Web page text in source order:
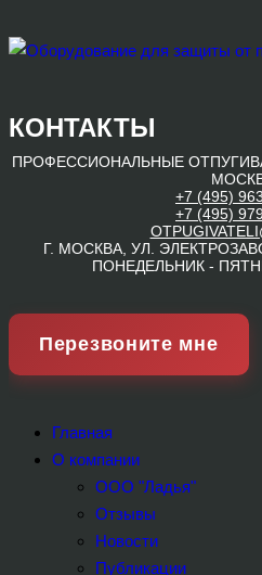
КОНТАКТЫ
ПРОФЕССИОНАЛЬНЫЕ
+7 (495)
+7 (495)
Г. МОСКВА, УЛ.
ПОНЕДЕЛЬНИК -
Перезвоните мне
Главная
О компании
ООО "Ладья"
Отзывы
Новости
Публикации